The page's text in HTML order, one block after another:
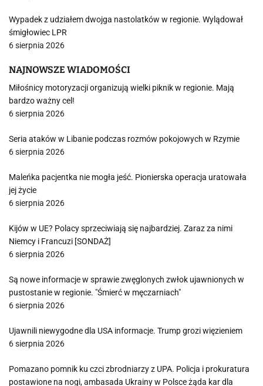
Wypadek z udziałem dwojga nastolatków w regionie. Wylądował
śmigłowiec LPR
6 sierpnia 2026
NAJNOWSZE WIADOMOŚCI
Miłośnicy motoryzacji organizują wielki piknik w regionie. Mają
bardzo ważny cel!
6 sierpnia 2026
Seria ataków w Libanie podczas rozmów pokojowych w Rzymie
6 sierpnia 2026
Maleńka pacjentka nie mogła jeść. Pionierska operacja uratowała
jej życie
6 sierpnia 2026
Kijów w UE? Polacy sprzeciwiają się najbardziej. Zaraz za nimi
Niemcy i Francuzi [SONDAŻ]
6 sierpnia 2026
Są nowe informacje w sprawie zwęglonych zwłok ujawnionych w
pustostanie w regionie. "Śmierć w męczarniach"
6 sierpnia 2026
Ujawnili niewygodne dla USA informacje. Trump grozi więzieniem
6 sierpnia 2026
Pomazano pomnik ku czci zbrodniarzy z UPA. Policja i prokuratura
postawione na nogi, ambasada Ukrainy w Polsce żąda kar dla